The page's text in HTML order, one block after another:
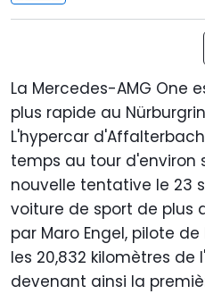
La Mercedes-AMG One
plus rapide au
L'hypercar
temps au tour d'environ
nouvelle tentative le 23
voiture de sport de plus
par Maro Engel, pilote
les 20,832 kilomètres de
devenant ainsi la